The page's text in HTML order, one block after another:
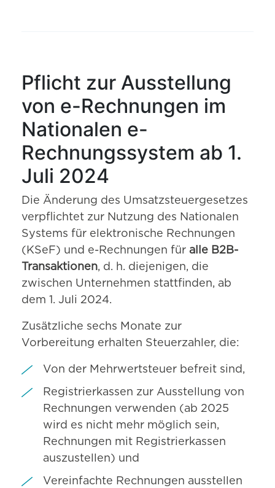
Pflicht zur Ausstellung
von e-Rechnungen im
Nationalen e-
Rechnungssystem ab 1.
Juli 2024
Die Änderung des Umsatzsteuergesetzes
verpflichtet zur Nutzung des Nationalen
Systems für elektronische Rechnungen
(KSeF) und e-Rechnungen für alle B2B-
Transaktionen, d. h. diejenigen, die
zwischen Unternehmen stattfinden, ab
dem 1. Juli 2024.
Zusätzliche sechs Monate zur
Vorbereitung erhalten Steuerzahler, die:
Von der Mehrwertsteuer befreit sind,
Registrierkassen zur Ausstellung von
Rechnungen verwenden (ab 2025
wird es nicht mehr möglich sein,
Rechnungen mit Registrierkassen
auszustellen) und
Vereinfachte Rechnungen ausstellen